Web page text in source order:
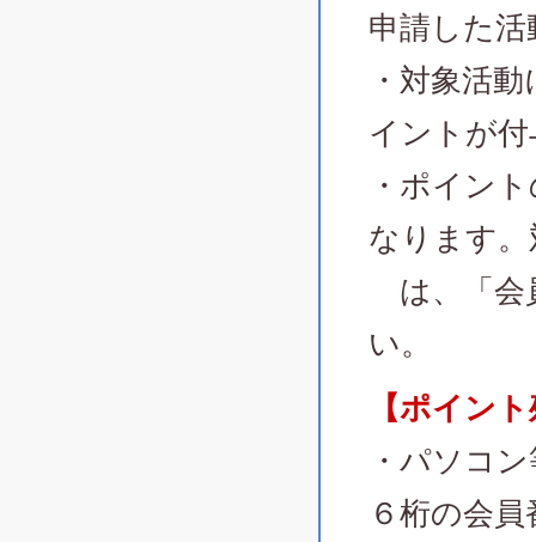
申請した
・対象活
イントが
・ポイン
なります
は、「会
い。
【ポイン
・パソコ
６桁の会